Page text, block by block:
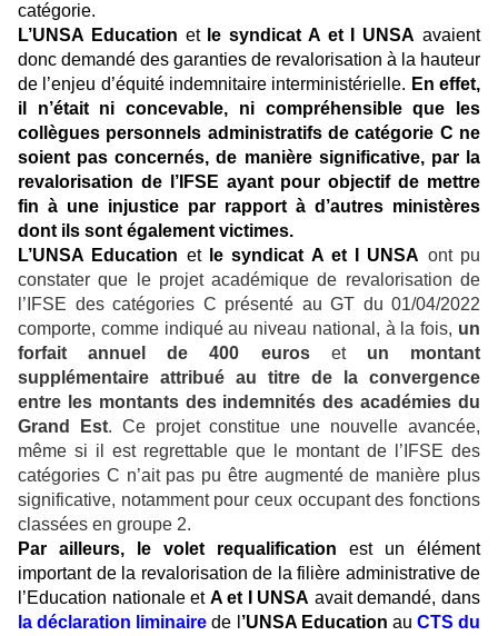
catégorie.
L’UNSA Education et le syndicat A et I UNSA avaient
donc demandé des garanties de revalorisation à la hauteur
de l’enjeu d’équité indemnitaire interministérielle. En effet,
il n’était ni concevable, ni compréhensible que les
collègues personnels administratifs de catégorie C ne
soient pas concernés, de manière significative, par la
revalorisation de l’IFSE ayant pour objectif de mettre
fin à une injustice par rapport à d’autres ministères
dont ils sont également victimes.
L’UNSA Education et le syndicat A et I UNSA ont pu
constater que le projet académique de revalorisation de
l’IFSE des catégories C présenté au GT du 01/04/2022
comporte, comme indiqué au niveau national, à la fois, un
forfait annuel de 400 euroset un montant
supplémentaire attribué au titre de la convergence
entre les montants des indemnités des académies du
Grand Est. Ce projet constitue une nouvelle avancée,
même si il est regrettable que le montant de l’IFSE des
catégories C n’ait pas pu être augmenté de manière plus
significative, notamment pour ceux occupant des fonctions
classées en groupe 2.
Par ailleurs, le volet requalification est un élément
important de la revalorisation de la filière administrative de
l’Education nationale et A et I UNSA avait demandé, dans
la déclaration liminaire de l ’UNSA Education au CTS du